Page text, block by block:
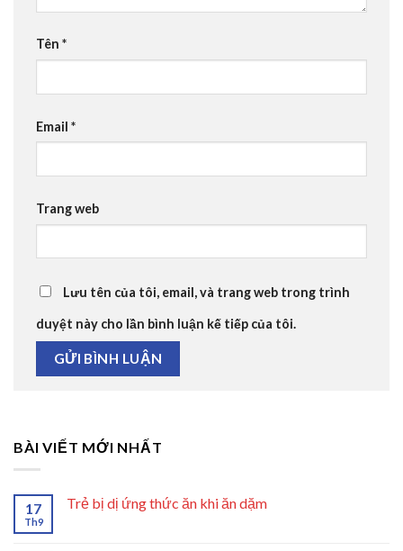
Tên *
Email *
Trang web
Lưu tên của tôi, email, và trang web trong trình
duyệt này cho lần bình luận kế tiếp của tôi.
BÀI VIẾT MỚI NHẤT
17
Th9
Trẻ bị dị ứng thức ăn khi ăn dặm